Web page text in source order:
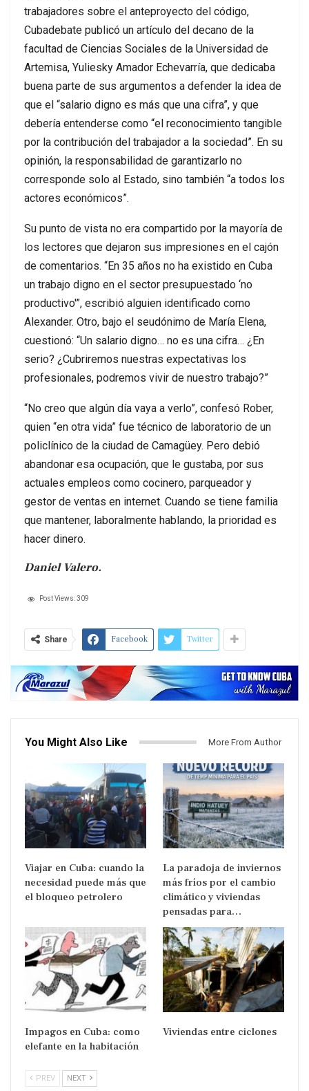
trabajadores sobre el anteproyecto del código,
Cubadebate publicó un artículo del decano de la
facultad de Ciencias Sociales de la Universidad de
Artemisa, Yuliesky Amador Echevarría, que dedicaba
buena parte de sus argumentos a defender la idea de
que el “salario digno es más que una cifra”, y que
debería entenderse como “el reconocimiento tangible
por la contribución del trabajador a la sociedad”. En su
opinión, la responsabilidad de garantizarlo no
corresponde solo al Estado, sino también “a todos los
actores económicos”.
Su punto de vista no era compartido por la mayoría de
los lectores que dejaron sus impresiones en el cajón
de comentarios. “En 35 años no ha existido en Cuba
un trabajo digno en el sector presupuestado ‘no
productivo'”, escribió alguien identificado como
Alexander. Otro, bajo el seudónimo de María Elena,
cuestionó: “Un salario digno… no es una cifra… ¿En
serio? ¿Cubriremos nuestras expectativas los
profesionales, podremos vivir de nuestro trabajo?”
“No creo que algún día vaya a verlo”, confesó Rober,
quien “en otra vida” fue técnico de laboratorio de un
policlínico de la ciudad de Camagüey. Pero debió
abandonar esa ocupación, que le gustaba, por sus
actuales empleos como cocinero, parqueador y
gestor de ventas en internet. Cuando se tiene familia
que mantener, laboralmente hablando, la prioridad es
hacer dinero.
Daniel Valero.
Post Views:309
Share Facebook Twitter
You Might Also Like More From Author
Viajar en Cuba: cuando la
necesidad puede más que
el bloqueo petrolero
La paradoja de inviernos
más fríos por el cambio
climático y viviendas
pensadas para…
Impagos en Cuba: como
elefante en la habitación
Viviendas entre ciclones
PREV NEXT